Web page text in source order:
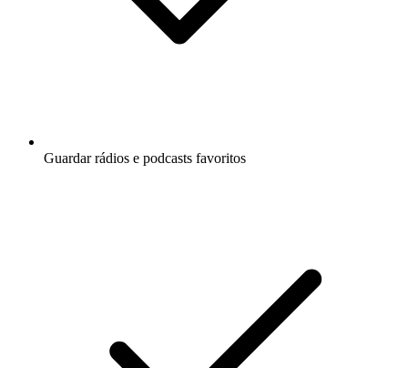
Guardar rádios e podcasts favoritos